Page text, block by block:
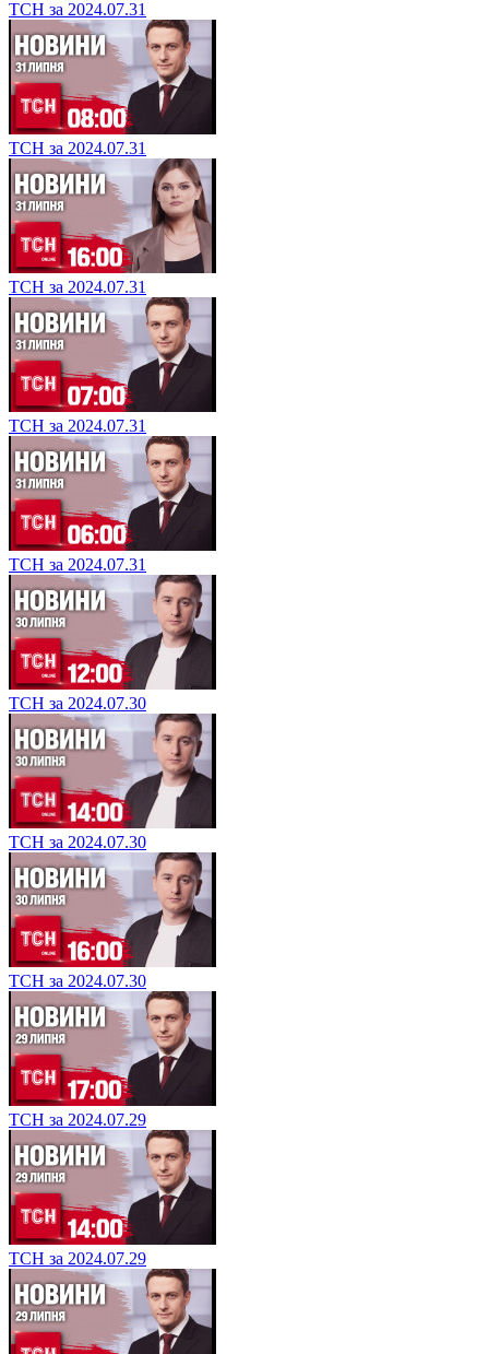
ТСН за 2024.07.31
ТСН за 2024.07.31
ТСН за 2024.07.31
ТСН за 2024.07.31
ТСН за 2024.07.31
ТСН за 2024.07.30
ТСН за 2024.07.30
ТСН за 2024.07.30
ТСН за 2024.07.29
ТСН за 2024.07.29